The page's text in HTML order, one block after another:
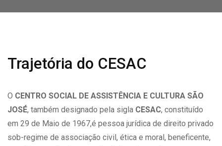
Trajetória do CESAC
O CENTRO SOCIAL DE ASSISTÊNCIA E CULTURA SÃO
JOSÉ, também designado pela sigla CESAC, constituído
em 29 de Maio de 1967,é pessoa jurídica de direito privado
sob-regime de associação civil, ética e moral, beneficente,